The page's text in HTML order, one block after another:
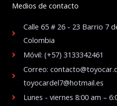
Medios de contacto
Calle 65 # 26 - 23 Barrio 7
Colombia
Móvil: (+57) 3133342461
Correo:
toyocardel7@hotmail.es
Lunes - viernes 8:00 am –